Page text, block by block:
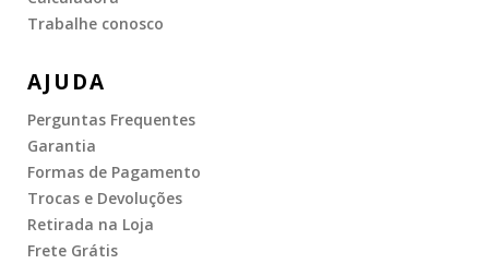
Trabalhe conosco
AJUDA
Perguntas Frequentes
Garantia
Formas de Pagamento
Trocas e Devoluções
Retirada na Loja
Frete Grátis